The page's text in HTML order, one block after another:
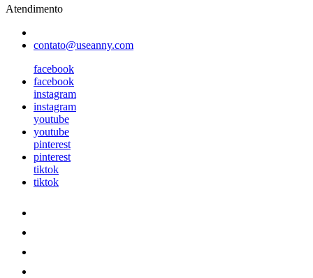
Atendimento
contato@useanny.com
facebook
facebook
instagram
instagram
youtube
youtube
pinterest
pinterest
tiktok
tiktok